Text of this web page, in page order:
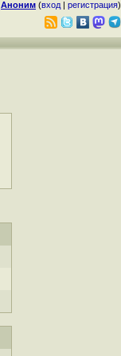
Аноним (вход | регистрация)